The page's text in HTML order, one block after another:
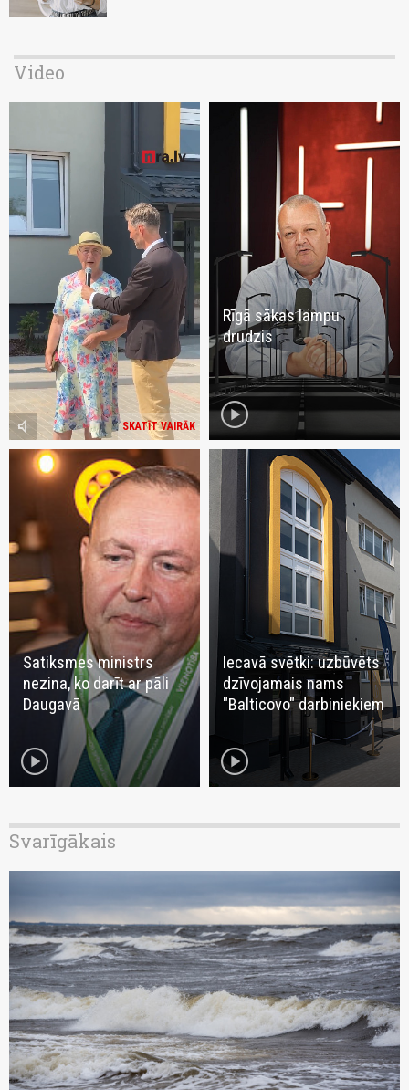
Video
SKATĪT VAIRĀK
volume_mute
Rīgā sākas lampu
drudzis
play_circle
Satiksmes ministrs
nezina, ko darīt ar pāli
Daugavā
play_circle
Iecavā svētki: uzbūvēts
dzīvojamais nams
"Balticovo" darbiniekiem
play_circle
Svarīgākais